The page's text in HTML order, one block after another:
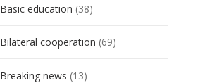
Basic education (38)
Bilateral cooperation (69)
Breaking news (13)